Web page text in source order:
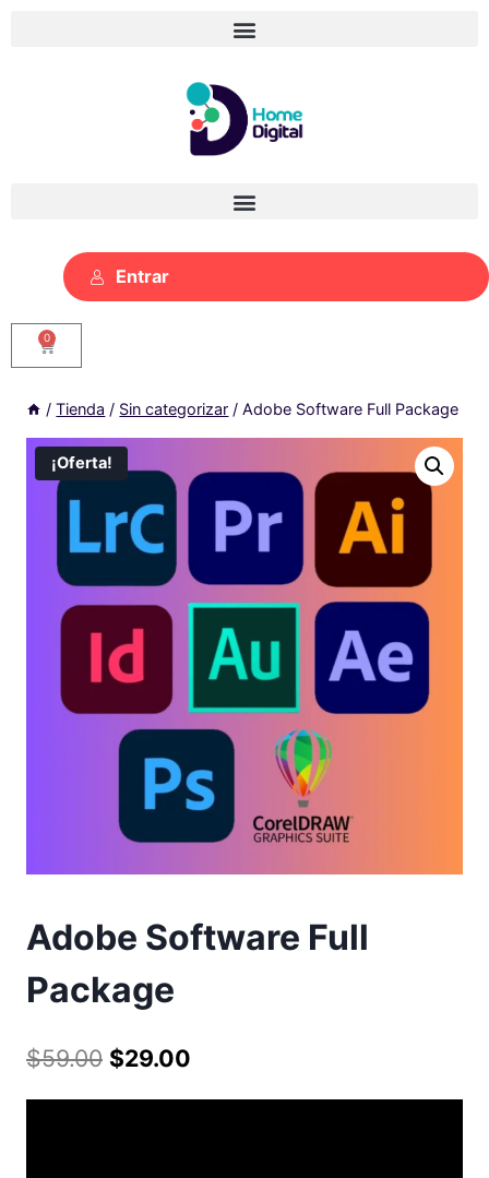
Entrar
0
/ Tienda / Sin categorizar / Adobe Software Full Package
¡Oferta!
Adobe Software Full
Package
$59.00 $29.00